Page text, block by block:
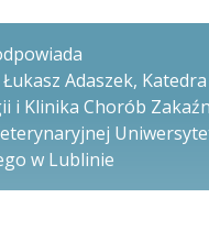
Adaszek, Katedra
i Klinika Chorób
w Lublinie